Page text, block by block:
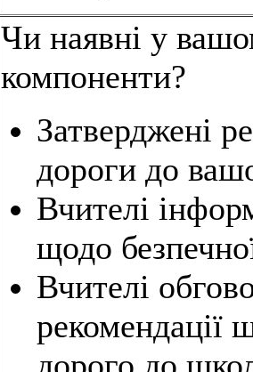
Чи наявні у
компоненти?
Затверджені
дороги до
Вчителі
щодо
Вчителі
рекомендації